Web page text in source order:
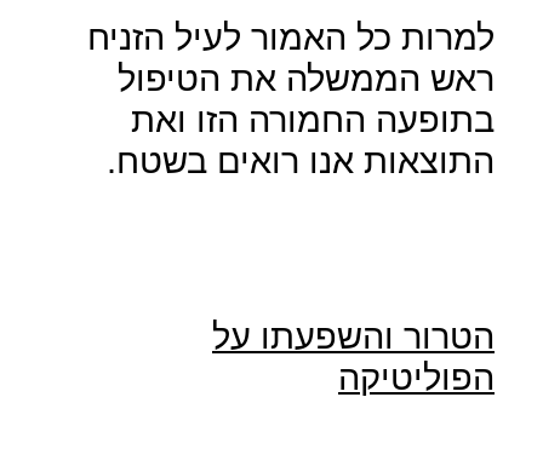
למרות כל האמור לעיל הזניח
ראש הממשלה את הטיפול
בתופעה החמורה הזו ואת
התוצאות אנו רואים בשטח.
הטרור והשפעתו על
הפוליטיקה